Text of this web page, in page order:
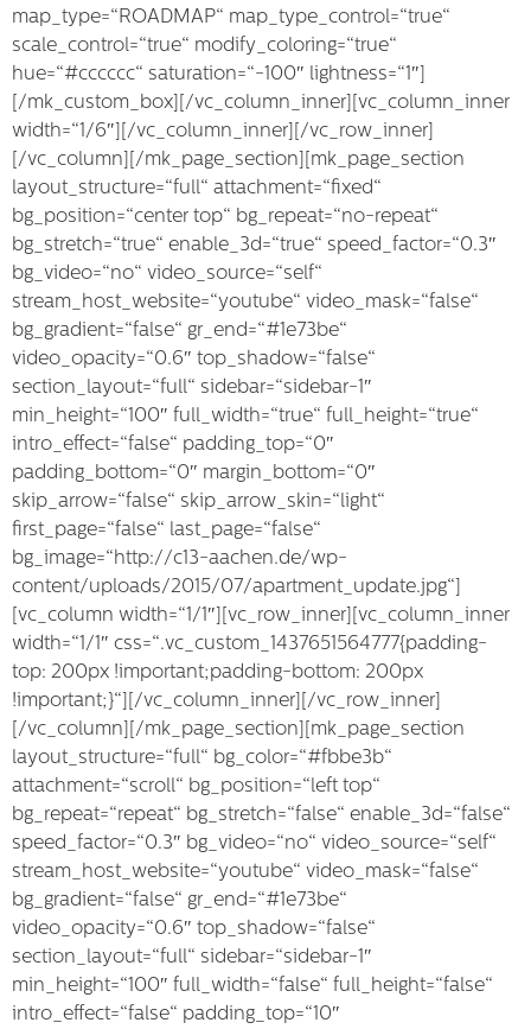
map_type=“ROADMAP“ map_type_control=“true“
scale_control=“true“ modify_coloring=“true“
hue=“#cccccc“ saturation=“-100″ lightness=“1″]
[/mk_custom_box][/vc_column_inner][vc_column_inner
width=“1/6″][/vc_column_inner][/vc_row_inner]
[/vc_column][/mk_page_section][mk_page_section
layout_structure=“full“ attachment=“fixed“
bg_position=“center top“ bg_repeat=“no-repeat“
bg_stretch=“true“ enable_3d=“true“ speed_factor=“0.3″
bg_video=“no“ video_source=“self“
stream_host_website=“youtube“ video_mask=“false“
bg_gradient=“false“ gr_end=“#1e73be“
video_opacity=“0.6″ top_shadow=“false“
section_layout=“full“ sidebar=“sidebar-1″
min_height=“100″ full_width=“true“ full_height=“true“
intro_effect=“false“ padding_top=“0″
padding_bottom=“0″ margin_bottom=“0″
skip_arrow=“false“ skip_arrow_skin=“light“
first_page=“false“ last_page=“false“
bg_image=“http://c13-aachen.de/wp-
content/uploads/2015/07/apartment_update.jpg“]
[vc_column width=“1/1″][vc_row_inner][vc_column_inner
width=“1/1″ css=“.vc_custom_1437651564777{padding-
top: 200px !important;padding-bottom: 200px
!important;}“][/vc_column_inner][/vc_row_inner]
[/vc_column][/mk_page_section][mk_page_section
layout_structure=“full“ bg_color=“#fbbe3b“
attachment=“scroll“ bg_position=“left top“
bg_repeat=“repeat“ bg_stretch=“false“ enable_3d=“false“
speed_factor=“0.3″ bg_video=“no“ video_source=“self“
stream_host_website=“youtube“ video_mask=“false“
bg_gradient=“false“ gr_end=“#1e73be“
video_opacity=“0.6″ top_shadow=“false“
section_layout=“full“ sidebar=“sidebar-1″
min_height=“100″ full_width=“false“ full_height=“false“
intro_effect=“false“ padding_top=“10″